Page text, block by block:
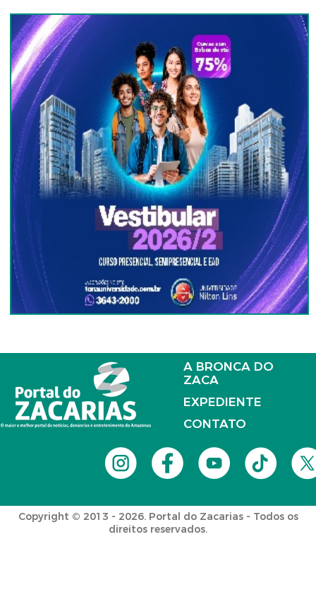
A BRONCA DO
ZACA
EXPEDIENTE
CONTATO
Copyright © 2013 - 2026. Portal do Zacarias - Todos os
direitos reservados.